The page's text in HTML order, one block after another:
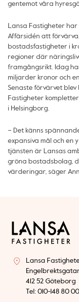
gentemot våra
Lansa Fastigheter har
Affärsidén att
bostadsfastigheter i
regioner där
framgångsrikt. Idag
miljarder kronor och
Senaste förvärvet
Fastigheter
i Helsingborg.
– Det känns
expansiva mål och
tjänsten är Lansas
gröna bostadsbolag,
värderingar, säger
Lansa
Engelbrektsgatan
412 52 Göteborg
Tel: 010-148 80 00